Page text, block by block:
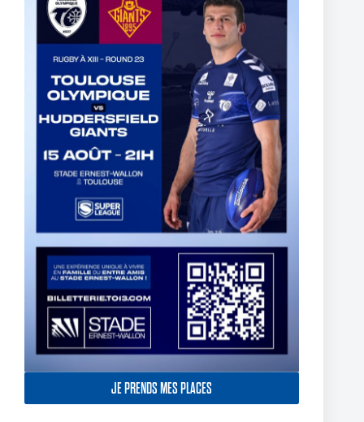
JE PRENDS MES PLACES
Super XIII – Les Olympiens triomphent face à Villeneuve !
19 janvier 2026